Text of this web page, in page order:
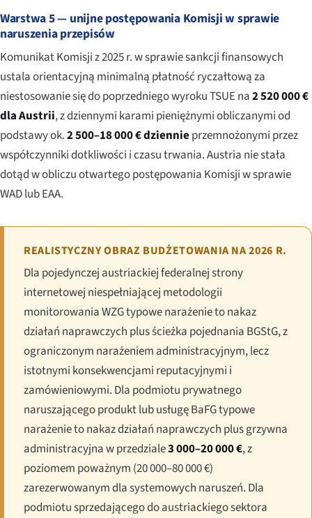
Warstwa 5 — unijne postępowania Komisji w sprawie
naruszenia przepisów
Komunikat Komisji z 2025 r. w sprawie sankcji finansowych
ustala orientacyjną minimalną płatność ryczałtową za
niestosowanie się do poprzedniego wyroku TSUE na2 520 000 €
dla Austrii, z dziennymi karami pieniężnymi obliczanymi od
podstawy ok.2 500–18 000 € dziennieprzemnożonymi przez
współczynniki dotkliwości i czasu trwania. Austria nie stała
dotąd w obliczu otwartego postępowania Komisji w sprawie
WAD lub EAA.
REALISTYCZNY OBRAZ BUDŻETOWANIA NA 2026 R.
Dla pojedynczej austriackiej federalnej strony
internetowej niespełniającej metodologii
monitorowania WZG typowe narażenie to nakaz
działań naprawczych plus ścieżka pojednania BGStG, z
ograniczonym narażeniem administracyjnym, lecz
istotnymi konsekwencjami reputacyjnymi i
zamówieniowymi. Dla podmiotu prywatnego
naruszającego produkt lub usługę BaFG typowe
narażenie to nakaz działań naprawczych plus grzywna
administracyjna w przedziale3 000–20 000 €, z
poziomem poważnym (20 000–80 000 €)
zarezerwowanym dla systemowych naruszeń. Dla
podmiotu sprzedającego do austriackiego sektora